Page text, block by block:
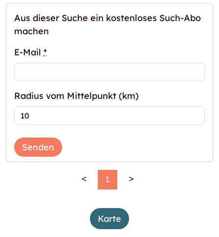
Aus dieser Suche ein kostenloses Such-Abo
machen
E-Mail *
Radius vom Mittelpunkt (km)
Senden
< 1 >
Karte